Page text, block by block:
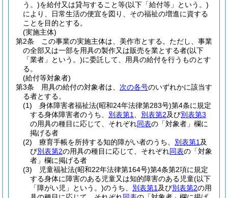
う。)を給付又は貸与すること等(以下「給付等」という。)
により、日常生活の便宜を図り、その福祉の増進に資する
ことを目的とする。
(実施主体)
第2条
この事業の実施主体は、美作市とする。 ただし、事業
の全部又は一部を用具の製作又は販売を業とする者(以下
「業者」という。)に委託して、用具の給付を行うものとす
る。
(給付等対象者)
第3条
用具の給付の対象者は、 次の各号のいずれかに該当す
る者とする。
(1)
身体障害者福祉法(昭和24年法律第283号)第4条に規定
する身体障害者のうち、 別表第1 別表第2及び別表第3
の用具の種目に応じて、それぞれ同表の「対象者」欄に
掲げる者
(2)
療育手帳を所持する知的障がい者のうち、 別表第1 及
び別表第2の用具の種目に応じて、それぞれ同表の「対象
者」欄に掲げる者
(3)
児童福祉法(昭和22年法律第164号)第4条第2項に規定
する身体に障害のある児童又は知的障害のある児童(以下
「障がい児」という。)のうち、 別表第1 及び別表第2の用